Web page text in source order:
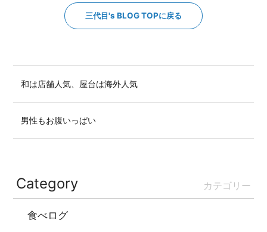
三代目's BLOG TOPに戻る
和は店舗人気、屋台は海外人気
男性もお腹いっぱい
Category カテゴリー
食べログ